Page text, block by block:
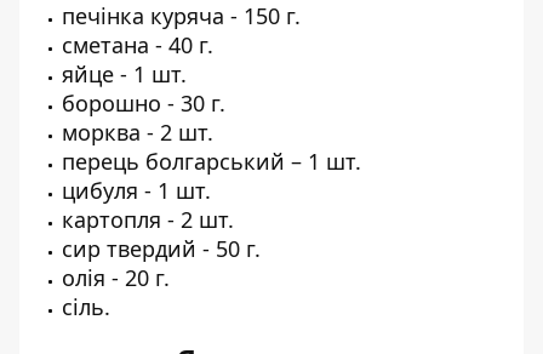
печінка куряча - 150 г.
сметана - 40 г.
яйце - 1 шт.
борошно - 30 г.
морква - 2 шт.
перець болгарський – 1 шт.
цибуля - 1 шт.
картопля - 2 шт.
сир твердий - 50 г.
олія - 20 г.
сіль.